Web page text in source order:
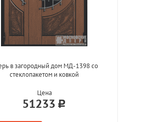
в загородный дом МД-1398 со
стеклопакетом и ковкой
Цена
51233